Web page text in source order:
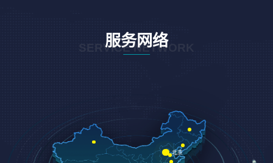
服务网络
SERVICE NETWORK
北京